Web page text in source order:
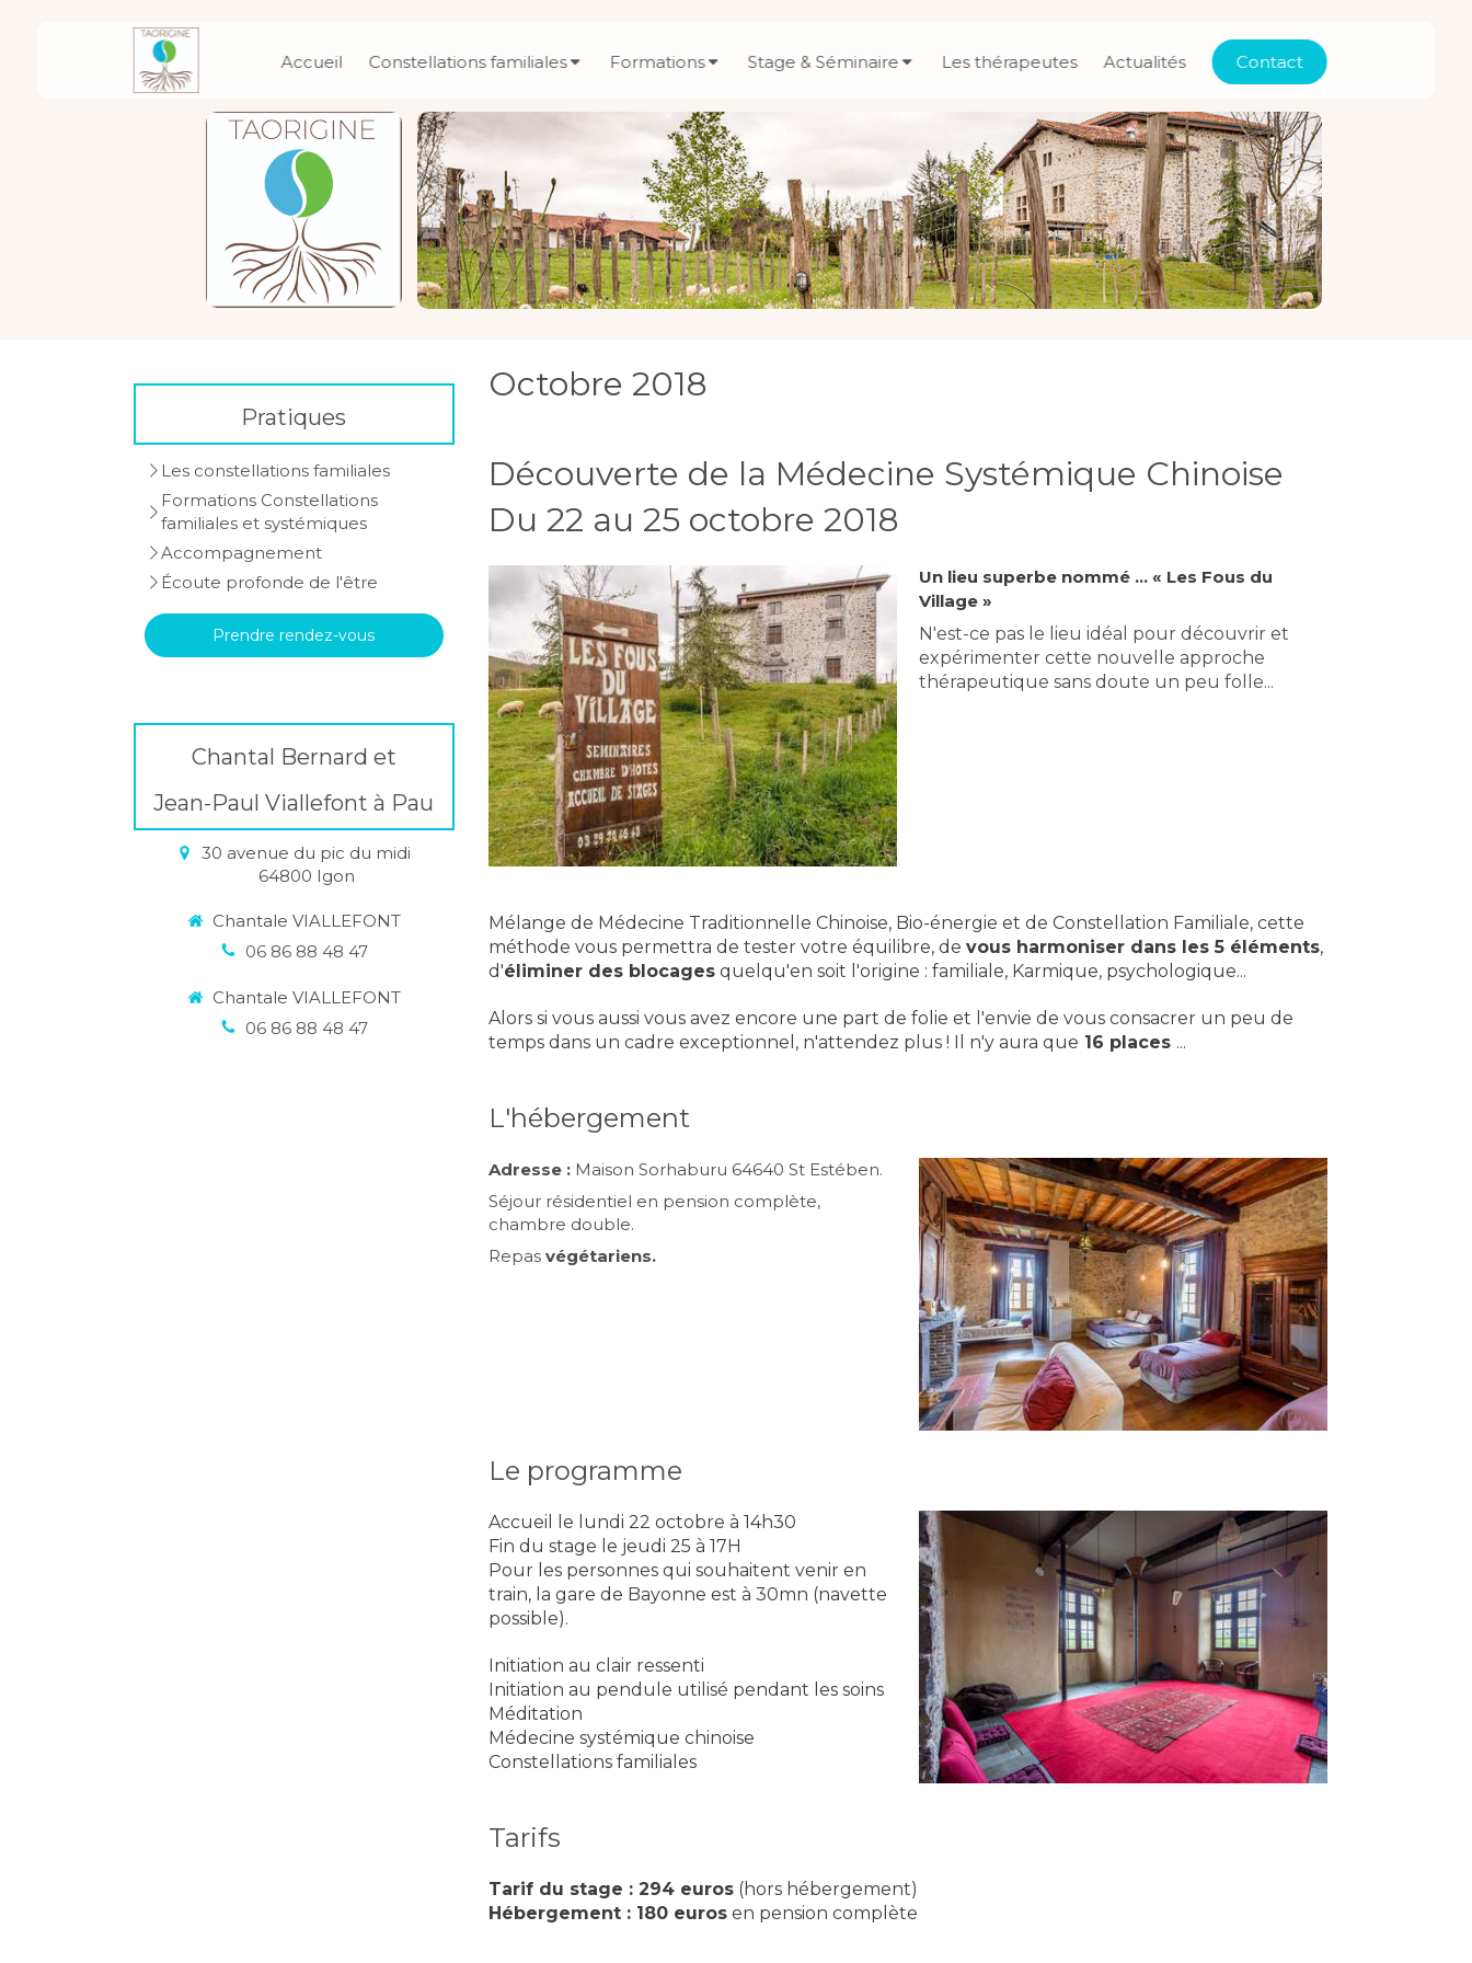
Accueil Constellations familiales Formations Stage & Séminaire Les thérapeutes Actualités Contact
Octobre 2018
Découverte de la Médecine Systémique Chinoise
Du 22 au 25 octobre 2018
Un lieu superbe nommé ... « Les Fous du
Village »
N'est-ce pas le lieu idéal pour découvrir et
expérimenter cette nouvelle approche
thérapeutique sans doute un peu folle...
Mélange de Médecine Traditionnelle Chinoise, Bio-énergie et de Constellation Familiale, cette
méthode vous permettra de tester votre équilibre, de vous harmoniser dans les 5 éléments,
d'éliminer des blocagesquelqu'en soit l'origine : familiale, Karmique, psychologique...
Alors si vous aussi vous avez encore une part de folie et l'envie de vous consacrer un peu de
temps dans un cadre exceptionnel, n'attendez plus ! Il n'y aura que 16 places ...
L'hébergement
Adresse : Maison Sorhaburu 64640 St Estében.
Séjour résidentiel en pension complète,
chambre double.
Repasvégétariens.
Le programme
Accueil le lundi 22 octobre à 14h30
Fin du stage le jeudi 25 à 17H
Pour les personnes qui souhaitent venir en
train, la gare de Bayonne est à 30mn (navette
possible).
Initiation au clair ressenti
Initiation au pendule utilisé pendant les soins
Méditation
Médecine systémique chinoise
Constellations familiales
Tarifs
Tarif du stage : 294 euros(hors hébergement)
Hébergement : 180 eurosen pension complète
Pratiques
Les constellations familiales
Formations Constellations
familiales et systémiques
Accompagnement
Écoute profonde de l'être
Prendre rendez-vous
Chantal Bernard et
Jean-Paul Viallefont à Pau
30 avenue du pic du midi
64800 Igon
Chantale VIALLEFONT
06 86 88 48 47
Chantale VIALLEFONT
06 86 88 48 47